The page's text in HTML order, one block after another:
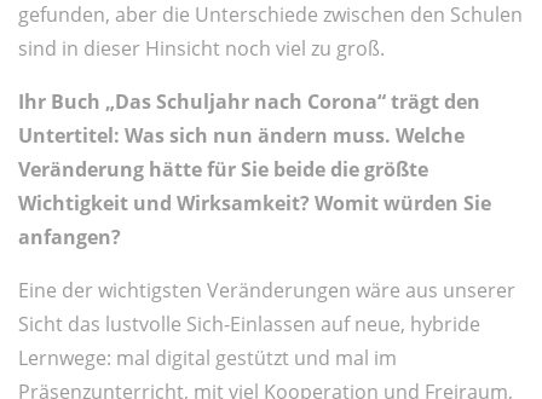
gefunden, aber die Unterschiede zwischen den Schulen
sind in dieser Hinsicht noch viel zu groß.
Ihr Buch „Das Schuljahr nach Corona“ trägt den
Untertitel: Was sich nun ändern muss. Welche
Veränderung hätte für Sie beide die größte
Wichtigkeit und Wirksamkeit? Womit würden Sie
anfangen?
Eine der wichtigsten Veränderungen wäre aus unserer
Sicht das lustvolle Sich-Einlassen auf neue, hybride
Lernwege: mal digital gestützt und mal im
Präsenzunterricht, mit viel Kooperation und Freiraum,